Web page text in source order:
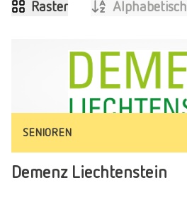
Raster Alphabetisch
SENIOREN
Demenz Liechtenstein